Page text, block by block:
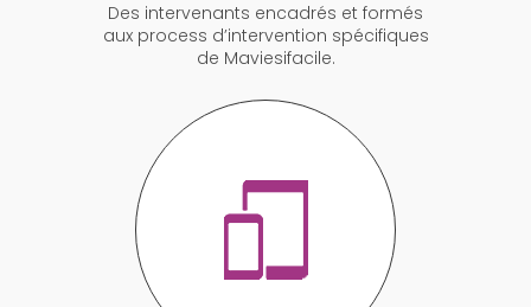
Des intervenants encadrés et formés
aux process d’intervention spécifiques
de Maviesifacile.